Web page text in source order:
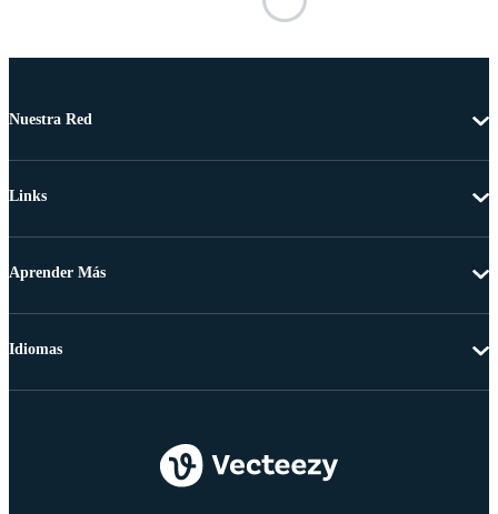
Nuestra Red
Links
Aprender Más
Idiomas